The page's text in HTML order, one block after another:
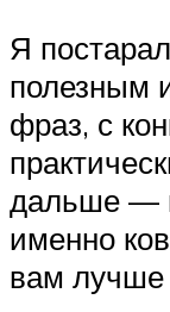
Я
полезным
фраз, с
дальше —
именно
вам лучше